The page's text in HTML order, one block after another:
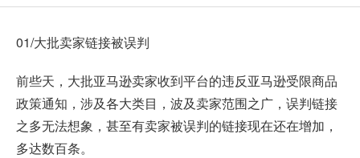
01/大批卖家链接被误判
前些天，大批亚马逊卖家收到平台的违反亚马逊受限商品
政策通知，涉及各大类目，波及卖家范围之广，误判链接
之多无法想象，甚至有卖家被误判的链接现在还在增加，
多达数百条。